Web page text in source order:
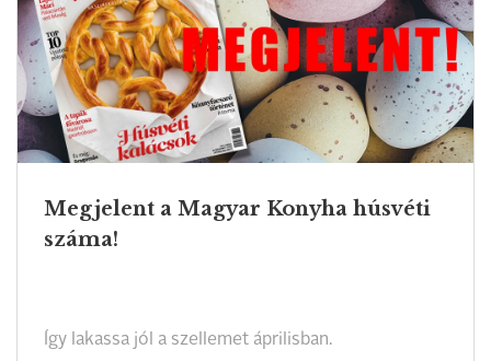
Megjelent a Magyar Konyha húsvéti
száma!
Így lakassa jól a szellemet áprilisban.